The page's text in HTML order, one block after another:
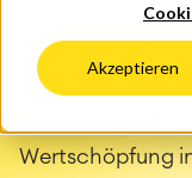
Akzeptieren
In diesem
Product Owner/
erweitern die
Wertschöpfung